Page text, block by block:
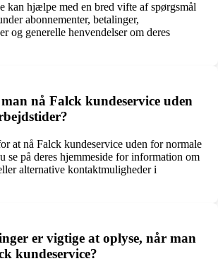
kan hjælpe med en bred vifte af spørgsmål
abonnementer, betalinger,
og generelle henvendelser om deres
nå Falck kundeservice uden
at nå Falck kundeservice uden for normale
se på deres hjemmeside for information om
alternative kontaktmuligheder i
er vigtige at oplyse, når man
kundeservice?